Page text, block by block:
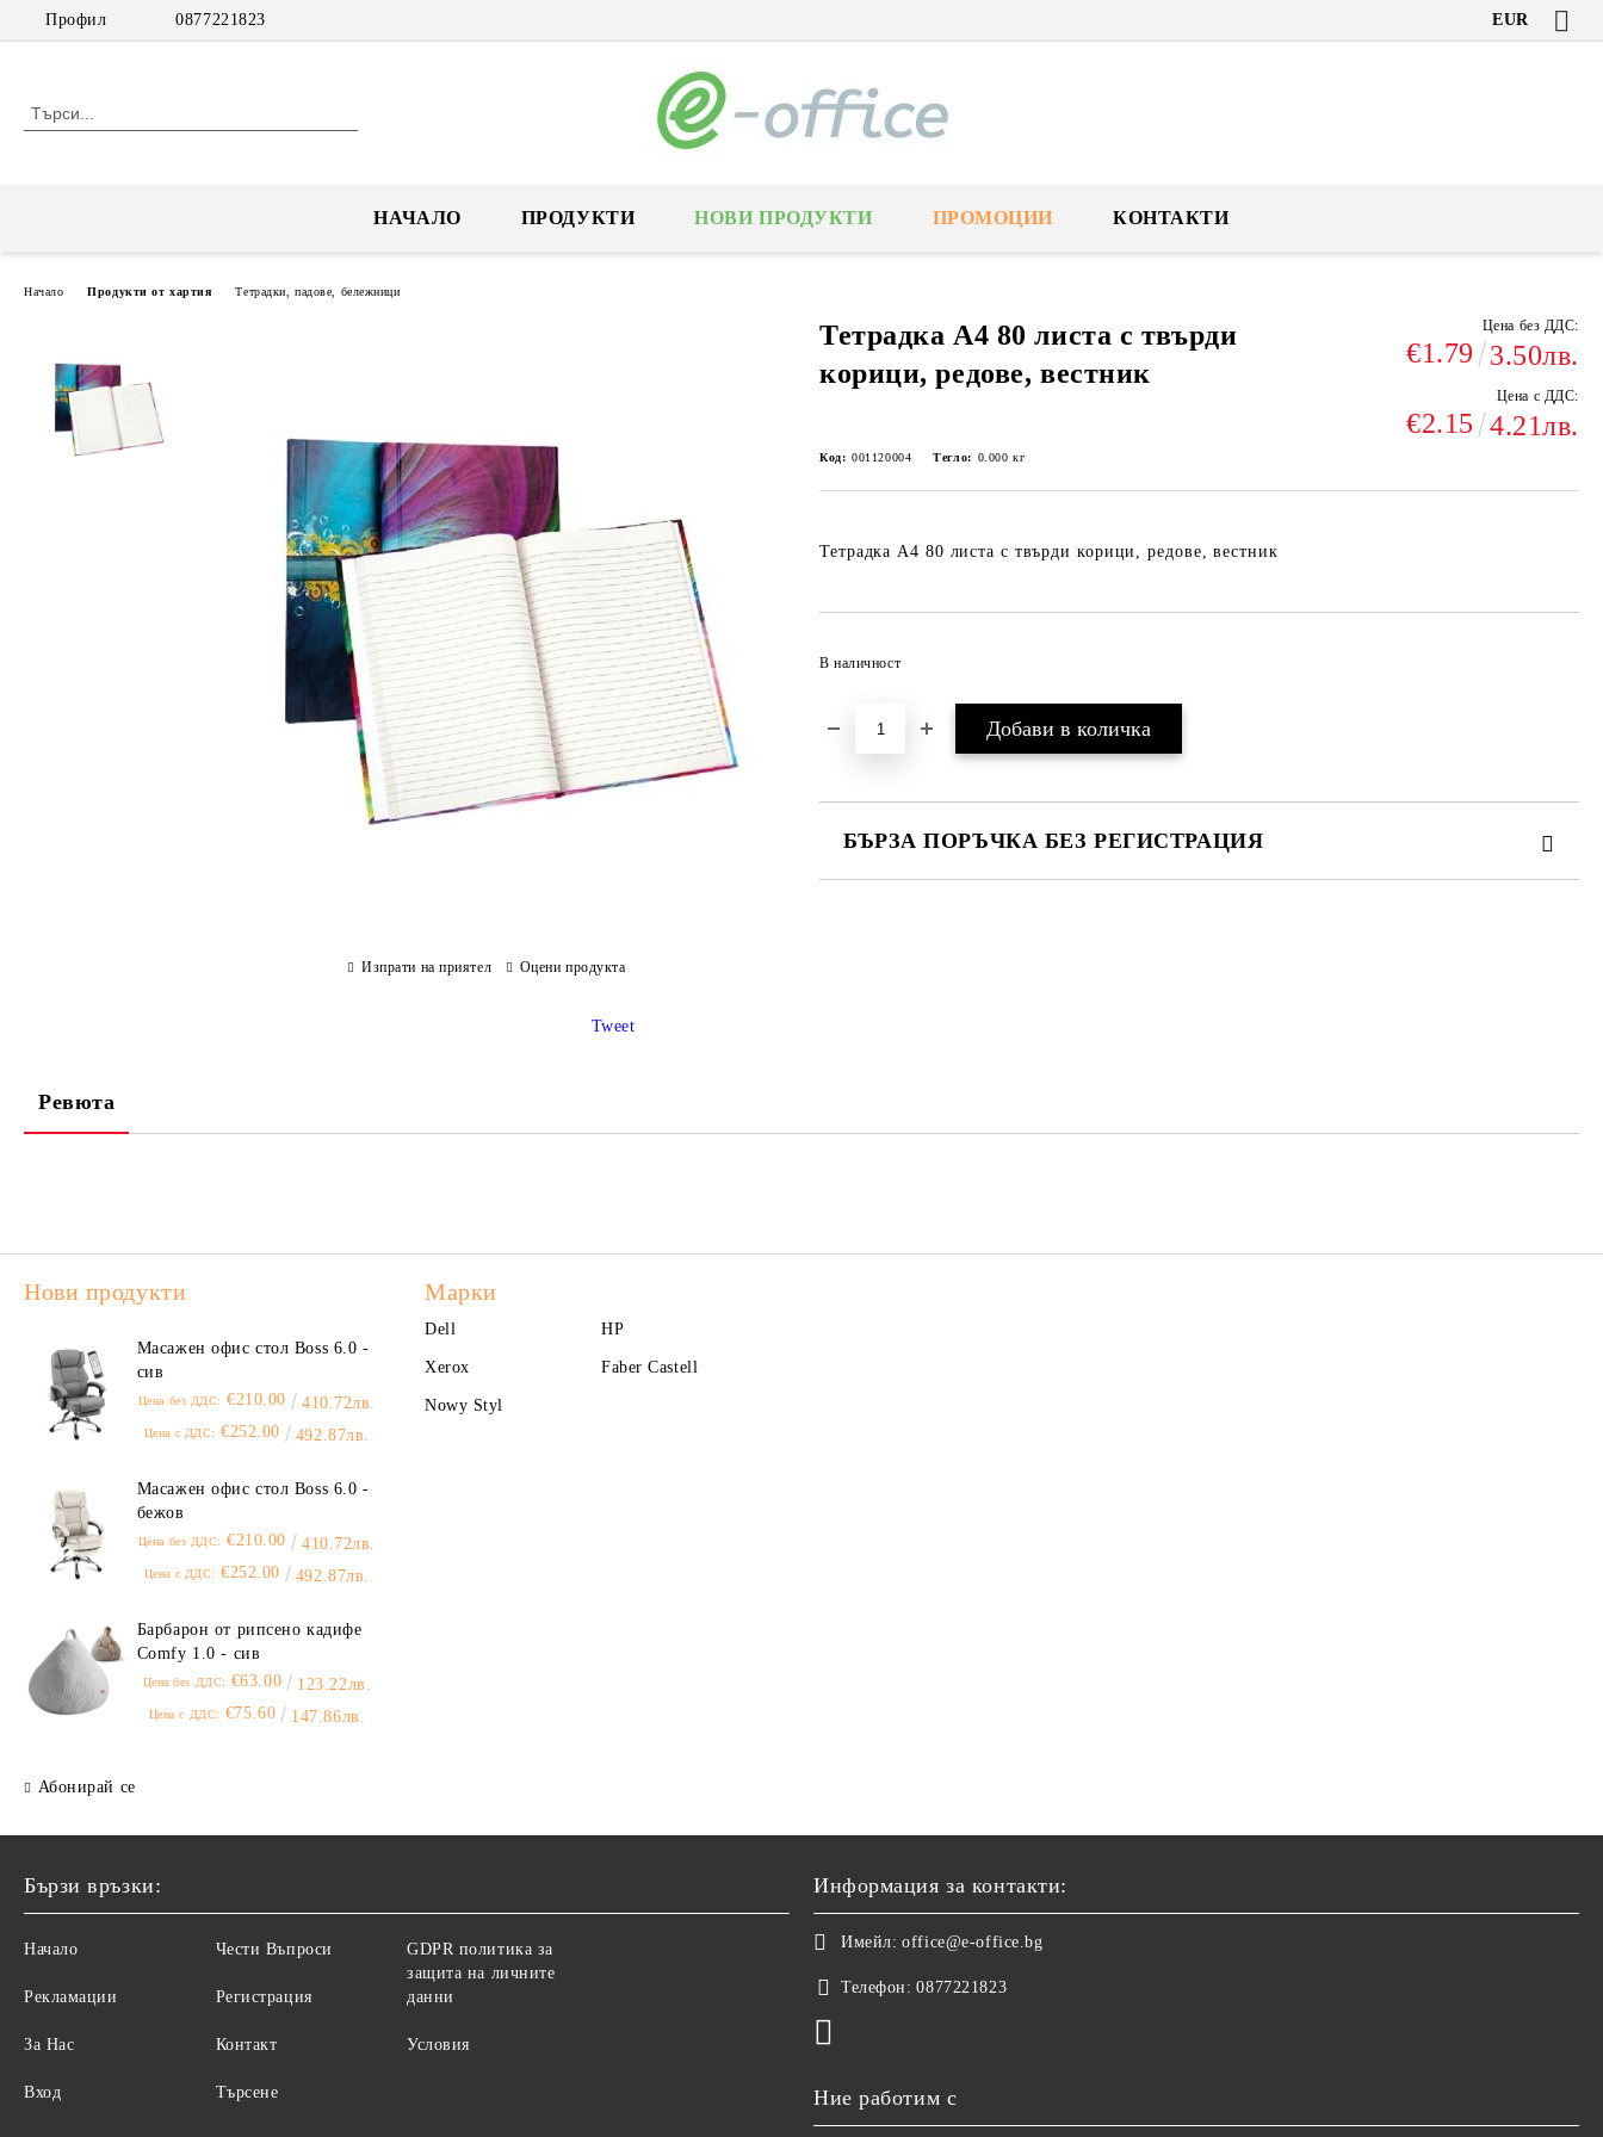
Профил 0877221823 EUR
НАЧАЛО ПРОДУКТИ НОВИ ПРОДУКТИ ПРОМОЦИИ КОНТАКТИ
Начало Продукти от хартия Тетрадки, падове, бележници
Тетрадка А4 80 листа с твърди
корици, редове, вестник
Цена без ДДС:
€1.79 3.50лв.
Цена с ДДС:
€2.15 4.21лв.
Код: 001120004 Тегло: 0.000 кг
Тетрадка А4 80 листа с твърди корици, редове, вестник
В наличност
БЪРЗА ПОРЪЧКА БЕЗ РЕГИСТРАЦИЯ
Изпрати на приятел Оцени продукта
Tweet
Ревюта
Нови продукти
Масажен офис стол Boss 6.0 -
сив
Цена без ДДС: €210.00 410.72лв.
Цена с ДДС: €252.00 492.87лв.
Масажен офис стол Boss 6.0 -
бежов
Цена без ДДС: €210.00 410.72лв.
Цена с ДДС: €252.00 492.87лв.
Барбарон от рипсено кадифе
Comfy 1.0 - сив
Цена без ДДС: €63.00 123.22лв.
Цена с ДДС: €75.60 147.86лв.
Абонирай се
Марки
Dell HP
Xerox Faber Castell
Nowy Styl
Бързи връзки:
Начало
Рекламации
За Нас
Вход
Чести Въпроси
Регистрация
Контакт
Търсене
GDPR политика за
защита на личните
данни
Условия
Информация за контакти:
Имейл: office@e-office.bg
Телефон: 0877221823
Ние работим с